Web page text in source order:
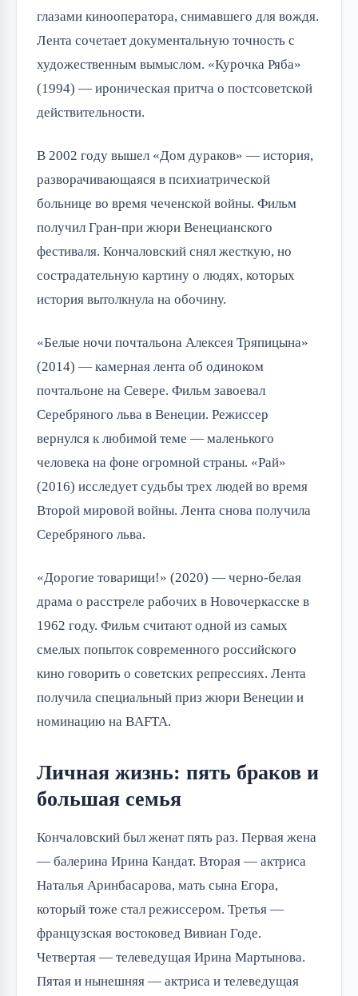
глазами кинооператора, снимавшего для вождя.
Лента сочетает документальную точность с
художественным вымыслом. «Курочка Ряба»
(1994) — ироническая притча о постсоветской
действительности.
В 2002 году вышел «Дом дураков» — история,
разворачивающаяся в психиатрической
больнице во время чеченской войны. Фильм
получил Гран-при жюри Венецианского
фестиваля. Кончаловский снял жесткую, но
сострадательную картину о людях, которых
история вытолкнула на обочину.
«Белые ночи почтальона Алексея Тряпицына»
(2014) — камерная лента об одиноком
почтальоне на Севере. Фильм завоевал
Серебряного льва в Венеции. Режиссер
вернулся к любимой теме — маленького
человека на фоне огромной страны. «Рай»
(2016) исследует судьбы трех людей во время
Второй мировой войны. Лента снова получила
Серебряного льва.
«Дорогие товарищи!» (2020) — черно-белая
драма о расстреле рабочих в Новочеркасске в
1962 году. Фильм считают одной из самых
смелых попыток современного российского
кино говорить о советских репрессиях. Лента
получила специальный приз жюри Венеции и
номинацию на BAFTA.
Личная жизнь: пять браков и
большая семья
Кончаловский был женат пять раз. Первая жена
— балерина Ирина Кандат. Вторая — актриса
Наталья Аринбасарова, мать сына Егора,
который тоже стал режиссером. Третья —
французская востоковед Вивиан Годе.
Четвертая — телеведущая Ирина Мартынова.
Пятая и нынешняя — актриса и телеведущая